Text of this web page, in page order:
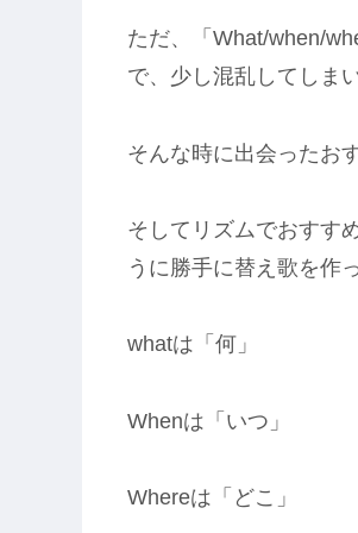
ただ、「What/when/
で、少し混乱してしま
そんな時に出会ったお
そしてリズムでおすす
うに勝手に替え歌を作
whatは「何」
Whenは「いつ」
Whereは「どこ」